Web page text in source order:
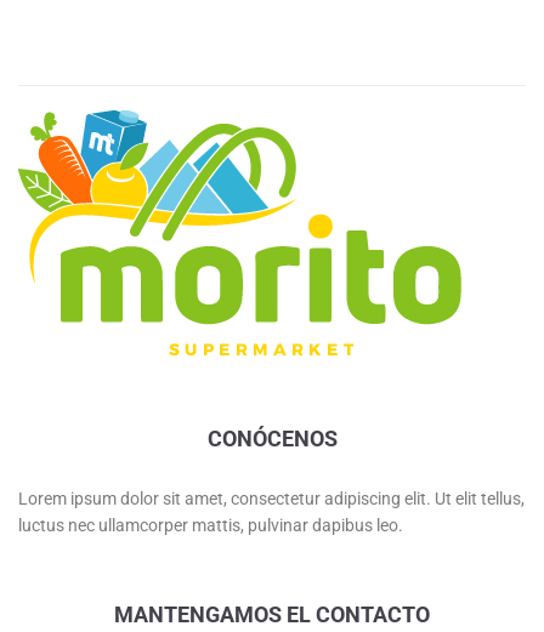
CONÓCENOS
Lorem ipsum dolor sit amet, consectetur adipiscing elit. Ut elit tellus,
luctus nec ullamcorper mattis, pulvinar dapibus leo.
MANTENGAMOS EL CONTACTO